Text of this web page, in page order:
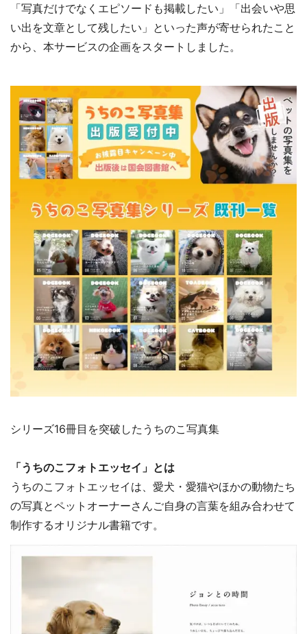
「写真だけでなくエピソードも掲載したい」「出会いや思
い出を文章として残したい」といった声が寄せられたこと
から、本サービスの企画をスタートしました。
シリーズ16冊目を突破したうちのこ写真集
「うちのこフォトエッセイ」とは
うちのこフォトエッセイは、愛犬・愛猫やほかの動物たち
の写真とペットオーナーさんご自身の言葉を組み合わせて
制作するオリジナル書籍です。